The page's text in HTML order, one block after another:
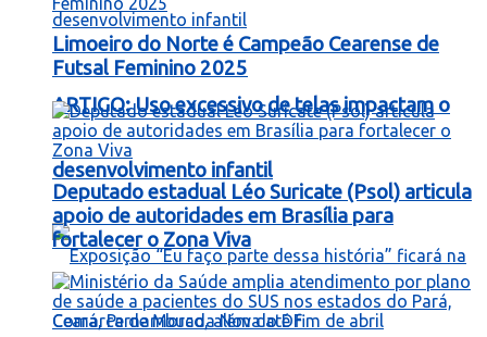
ARTIGO: Uso excessivo de telas impactam o
desenvolvimento infantil
Limoeiro do Norte é Campeão Cearense de
Futsal Feminino 2025
Deputado estadual Léo Suricate (Psol) articula
apoio de autoridades em Brasília para
fortalecer o Zona Viva